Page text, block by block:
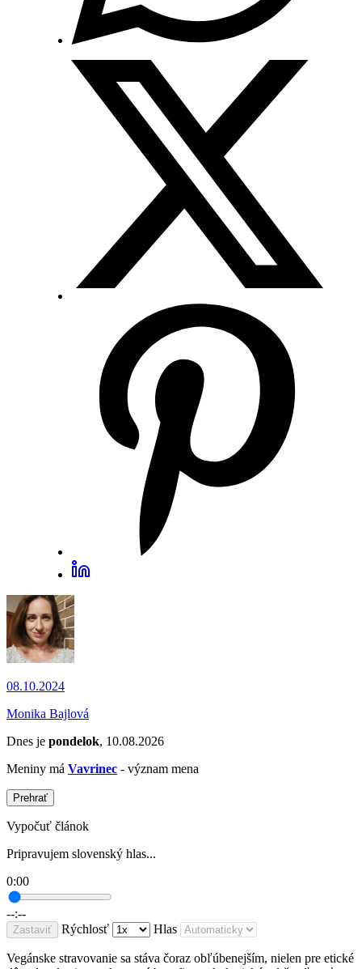
08.10.2024
Monika Bajlová
Dnes je pondelok, 10.08.2026
Meniny má Vavrinec - význam mena
Prehrať
Vypočuť článok
Pripravujem slovenský hlas...
0:00
--:--
Zastaviť Rýchlosť Hlas
Vegánske stravovanie sa stáva čoraz obľúbenejším, nielen pre etické